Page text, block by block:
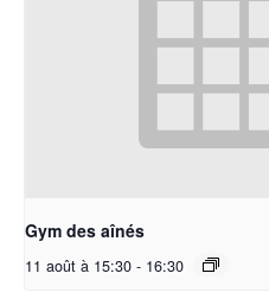
Gym des aînés
11 août à 15:30 - 16:30